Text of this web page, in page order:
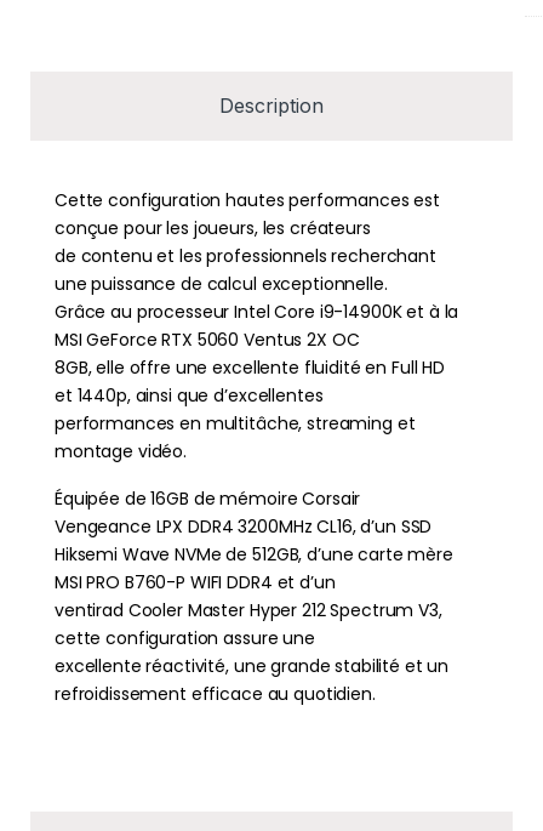
Description
Cette configuration hautes performances est
conçue pour les joueurs, les créateurs
de contenu et les professionnels recherchant
une puissance de calcul exceptionnelle.
Grâce au processeur Intel Core i9-14900K et à la
MSI GeForce RTX 5060 Ventus 2X OC
8GB, elle offre une excellente fluidité en Full HD
et 1440p, ainsi que d’excellentes
performances en multitâche, streaming et
montage vidéo.
Équipée de 16GB de mémoire Corsair
Vengeance LPX DDR4 3200MHz CL16, d’un SSD
Hiksemi Wave NVMe de 512GB, d’une carte mère
MSI PRO B760-P WIFI DDR4 et d’un
ventirad Cooler Master Hyper 212 Spectrum V3,
cette configuration assure une
excellente réactivité, une grande stabilité et un
refroidissement efficace au quotidien.